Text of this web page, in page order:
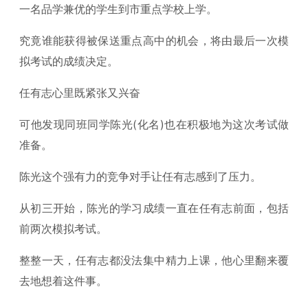
一名品学兼优的学生到市重点学校上学。
究竟谁能获得被保送重点高中的机会，将由最后一次模
拟考试的成绩决定。
任有志心里既紧张又兴奋
可他发现同班同学陈光(化名)也在积极地为这次考试做
准备。
陈光这个强有力的竞争对手让任有志感到了压力。
从初三开始，陈光的学习成绩一直在任有志前面，包括
前两次模拟考试。
整整一天，任有志都没法集中精力上课，他心里翻来覆
去地想着这件事。